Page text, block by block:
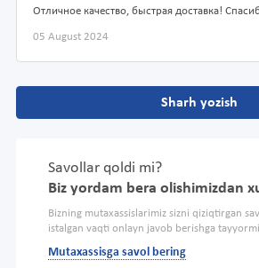
Отличное качество, быстрая доставка!
05 August 2024
Sharh yozish
Savollar qoldi mi?
Biz yordam bera olishimizdan
Bizning mutaxassislarimiz sizni qiziqtirgan
istalgan vaqti onlayn javob berishga
Mutaxassisga savol bering